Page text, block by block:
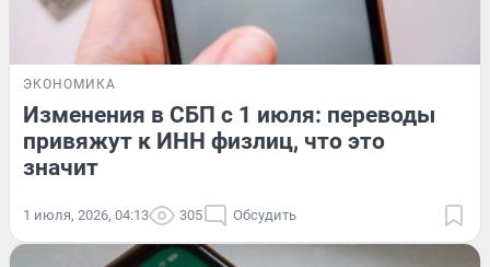
ЭКОНОМИКА
Изменения в СБП с 1 июля: переводы
привяжут к ИНН физлиц, что это
значит
1 июля, 2026, 04:13 305 Обсудить